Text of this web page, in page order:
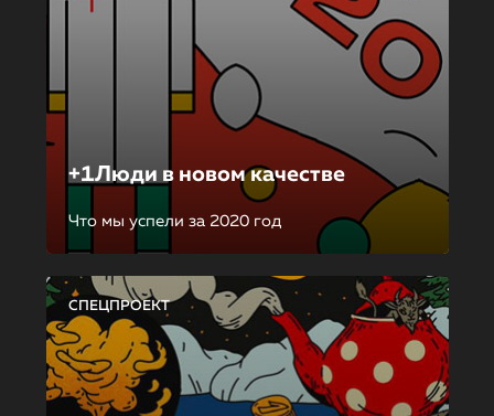
+1Люди в новом качестве
Что мы успели за 2020 год
СПЕЦПРОЕКТ